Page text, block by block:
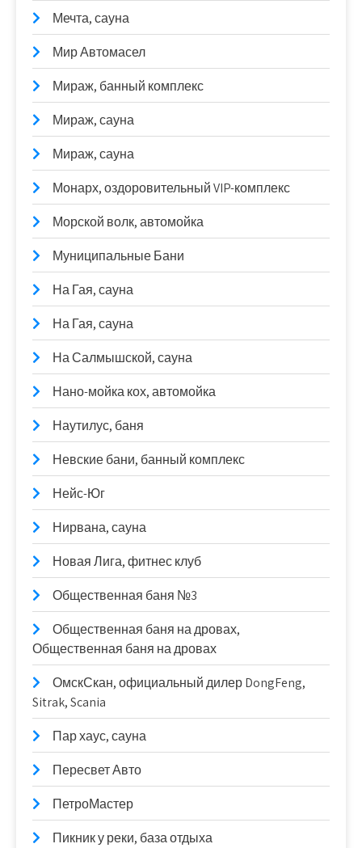
Мечта, сауна
Мир Автомасел
Мираж, банный комплекс
Мираж, сауна
Мираж, сауна
Монарх, оздоровительный VIP-комплекс
Морской волк, автомойка
Муниципальные Бани
На Гая, сауна
На Гая, сауна
На Салмышской, сауна
Нано-мойка кох, автомойка
Наутилус, баня
Невские бани, банный комплекс
Нейс-Юг
Нирвана, сауна
Новая Лига, фитнес клуб
Общественная баня №3
Общественная баня на дровах,
Общественная баня на дровах
ОмскСкан, официальный дилер DongFeng,
Sitrak, Scania
Пар хаус, сауна
Пересвет Авто
ПетроМастер
Пикник у реки, база отдыха